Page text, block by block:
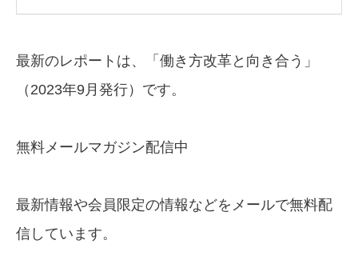
最新のレポートは、「働き方改革と向き合う」
（2023年9月発行）です。
無料メールマガジン配信中
最新情報や会員限定の情報などをメールで無料配
信しています。